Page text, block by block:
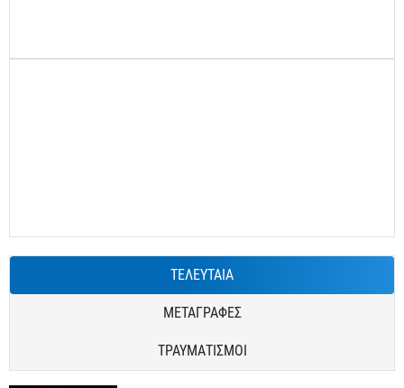
ΤΕΛΕΥΤΑΙΑ
ΜΕΤΑΓΡΑΦΕΣ
ΤΡΑΥΜΑΤΙΣΜΟΙ